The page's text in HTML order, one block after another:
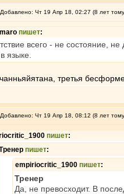
Добавлено: Чт 19 Апр 18, 02:27 (8 лет
пишет:
всего - не состояние,
языке.
третья
Добавлено: Чт 19 Апр 18, 08:12 (8 лет
пишет:
пишет:
empiriocritic_1900 пишет:
Тренер
Да, не превосходит. В